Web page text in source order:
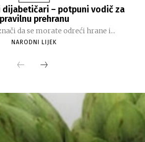
dijabetičari – potpuni vodič za
pravilnu prehranu
da se morate odreći hrane i...
NARODNI LIJEK